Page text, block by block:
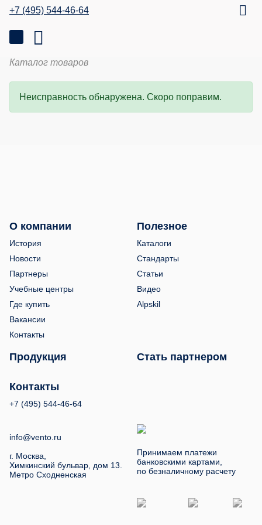
+7 (495) 544-46-64
Каталог товаров
Неисправность обнаружена. Скоро поправим.
О компании
История
Новости
Партнеры
Учебные центры
Где купить
Вакансии
Контакты
Полезное
Каталоги
Стандарты
Статьи
Видео
Alpskil
Продукция Стать партнером
Контакты
+7 (495) 544-46-64
info@vento.ru
г. Москва,
Химкинский бульвар, дом 13.
Метро Сходненская
Принимаем платежи
банковскими картами,
по безналичному расчету